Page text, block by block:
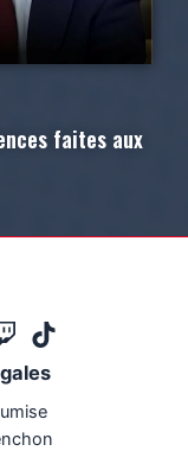
faites aux